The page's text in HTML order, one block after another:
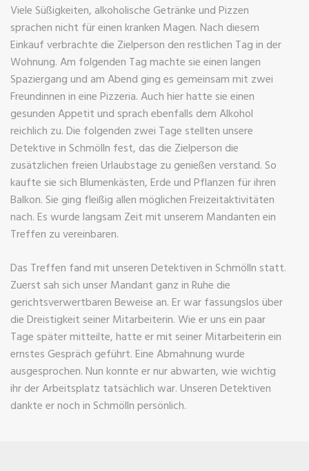
Viele Süßigkeiten, alkoholische Getränke und Pizzen
sprachen nicht für einen kranken Magen. Nach diesem
Einkauf verbrachte die Zielperson den restlichen Tag in der
Wohnung. Am folgenden Tag machte sie einen langen
Spaziergang und am Abend ging es gemeinsam mit zwei
Freundinnen in eine Pizzeria. Auch hier hatte sie einen
gesunden Appetit und sprach ebenfalls dem Alkohol
reichlich zu. Die folgenden zwei Tage stellten unsere
Detektive in Schmölln fest, das die Zielperson die
zusätzlichen freien Urlaubstage zu genießen verstand. So
kaufte sie sich Blumenkästen, Erde und Pflanzen für ihren
Balkon. Sie ging fleißig allen möglichen Freizeitaktivitäten
nach. Es wurde langsam Zeit mit unserem Mandanten ein
Treffen zu vereinbaren.
Das Treffen fand mit unseren Detektiven in Schmölln statt.
Zuerst sah sich unser Mandant ganz in Ruhe die
gerichtsverwertbaren Beweise an. Er war fassungslos über
die Dreistigkeit seiner Mitarbeiterin. Wie er uns ein paar
Tage später mitteilte, hatte er mit seiner Mitarbeiterin ein
ernstes Gespräch geführt. Eine Abmahnung wurde
ausgesprochen. Nun konnte er nur abwarten, wie wichtig
ihr der Arbeitsplatz tatsächlich war. Unseren Detektiven
dankte er noch in Schmölln persönlich.